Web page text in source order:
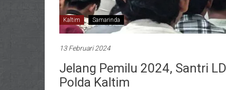
Kaltim Samarinda
13 Februari 2024
Jelang Pemilu 2024, Santri
Polda Kaltim